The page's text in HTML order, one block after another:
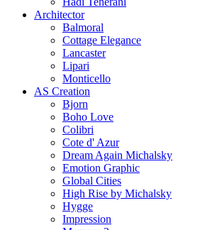
Architector
Balmoral
Cottage Elegance
Lancaster
Lipari
Monticello
AS Creation
Bjorn
Boho Love
Colibri
Cote d' Azur
Dream Again Michalsky
Emotion Graphic
Global Cities
High Rise by Michalsky
Hygge
Impression